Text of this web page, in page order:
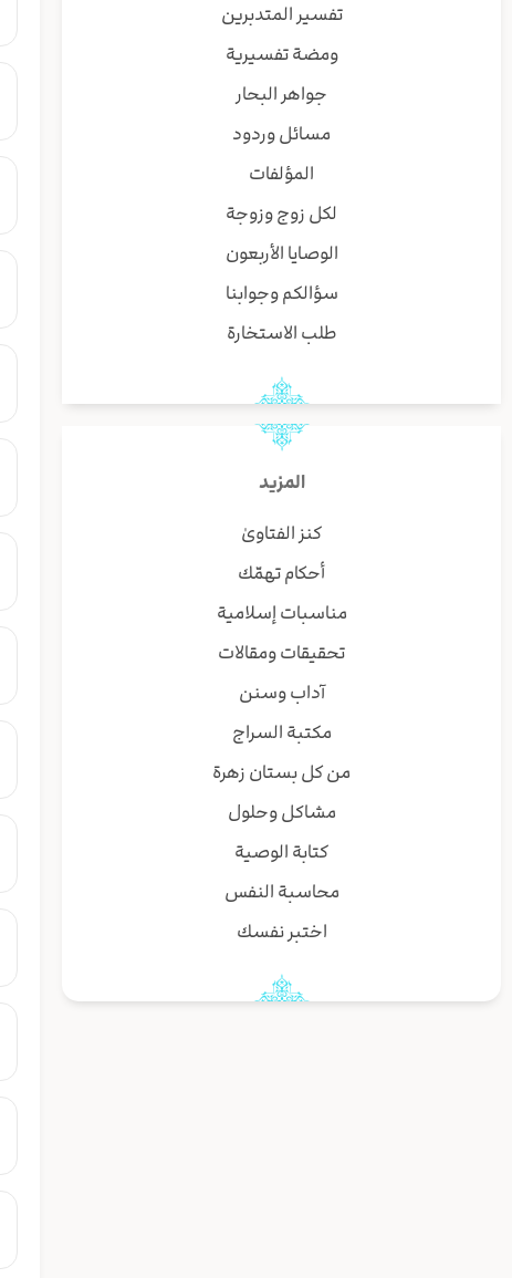
تفسير المتدبرين
ومضة تفسيرية
جواهر البحار
مسائل وردود
المؤلفات
لكل زوج وزوجة
الوصايا الأربعون
سؤالكم وجوابنا
طلب الاستخارة
المزيد
كنز الفتاوىٰ
أحكام تهمّك
مناسبات إسلامية
تحقيقات ومقالات
آداب وسنن
مكتبة السراج
من كل بستان زهرة
مشاكل وحلول
كتابة الوصية
محاسبة النفس
اختبر نفسك